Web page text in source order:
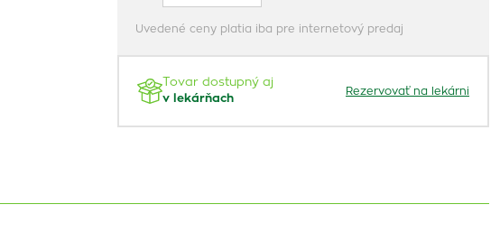
Uvedené ceny platia iba pre internetový predaj
Tovar dostupný aj
v lekárňach
Rezervovať na lekárni